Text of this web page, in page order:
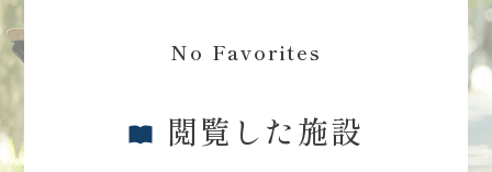
No Favorites
閲覧した施設